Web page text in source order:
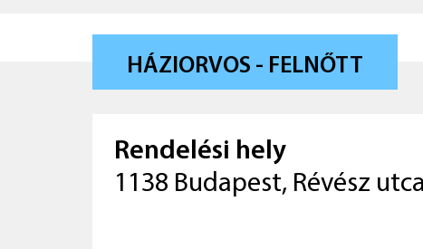
HÁZIORVOS - FELNŐTT
Rendelési hely
1138 Budapest, Révész